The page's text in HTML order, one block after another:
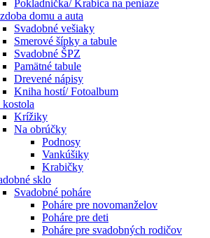
Pokladnička/ Krabica na peniaze
domu a auta
Svadobné vešiaky
Smerové šípky a tabule
Svadobné ŠPZ
Pamätné tabule
Drevené nápisy
Kniha hostí/ Fotoalbum
Krížiky
Na obrúčky
Podnosy
Vankúšiky
Krabičky
sklo
Svadobné poháre
Poháre pre novomanželov
Poháre pre deti
Poháre pre svadobných rodičov